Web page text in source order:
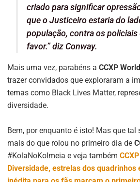
criado para significar
que o Justiceiro estaria do
população, contra os policiais
favor.” diz Conway.
Mais uma vez, parabéns a CCXP
trazer convidados que exploraram a
temas como Black Lives Matter,
diversidade.
Bem, por enquanto é isto! Mas que tal
mais do que rolou no primeiro dia de
#KolaNoKolmeia e veja também
Diversidade, estrelas dos quadrinhos